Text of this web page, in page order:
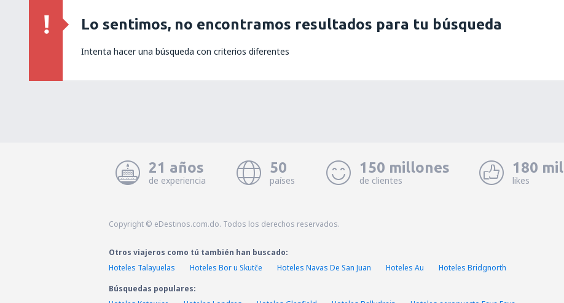
Lo sentimos, no encontramos resultados para tu búsqueda
Intenta hacer una búsqueda con criterios diferentes
21 años
de experiencia
50
países
150 millones
de clientes
180 mil
likes
Copyright © eDestinos.com.do. Todos los derechos reservados.
Otros viajeros como tú también han buscado:
Hoteles Talayuelas
Hoteles Bor u Skutče Hoteles Navas De San Juan Hoteles Au
Hoteles Bridgnorth
Búsquedas populares: